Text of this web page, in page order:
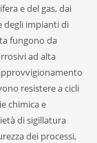
e del gas, dai
degli impianti di
fungono da
ad alta
resistere a cicli
chimica e
di sigillatura
dei processi,